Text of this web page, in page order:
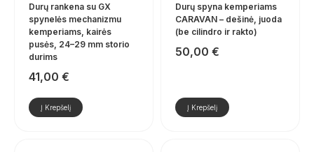
Durų rankena su GX
spynelės mechanizmu
kemperiams, kairės
pusės, 24–29 mm storio
durims
41,00 €
Į Krepšelį
Durų spyna kemperiams
CARAVAN – dešinė, juoda
(be cilindro ir rakto)
50,00 €
Į Krepšelį